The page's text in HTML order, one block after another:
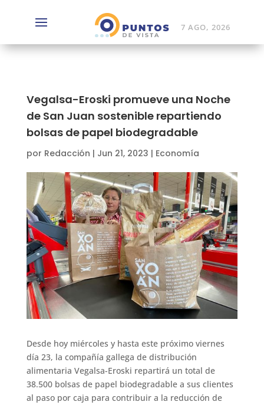
7 AGO, 2026
Vegalsa-Eroski promueve una Noche
de San Juan sostenible repartiendo
bolsas de papel biodegradable
por Redacción | Jun 21, 2023 | Economía
Desde hoy miércoles y hasta este próximo viernes
día 23, la compañía gallega de distribución
alimentaria Vegalsa-Eroski repartirá un total de
38.500 bolsas de papel biodegradable a sus clientes
al paso por caja para contribuir a la reducción de